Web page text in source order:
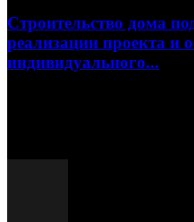
Строительство дома
реализации проекта и
индивидуального...